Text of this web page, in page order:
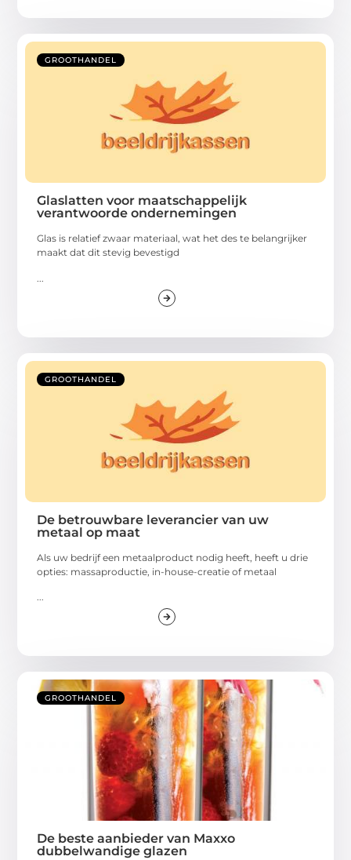
GROOTHANDEL
Glaslatten voor maatschappelijk
verantwoorde ondernemingen
Glas is relatief zwaar materiaal, wat het des te belangrijker
maakt dat dit stevig bevestigd
GROOTHANDEL
De betrouwbare leverancier van uw
metaal op maat
Als uw bedrijf een metaalproduct nodig heeft, heeft u drie
opties: massaproductie, in-house-creatie of metaal
...
GROOTHANDEL
De beste aanbieder van Maxxo
dubbelwandige glazen